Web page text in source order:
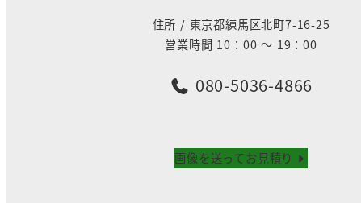
住所 / 東京都練馬区北町7-16-25
営業時間 10：00 ～ 19：00
080-5036-4866
画像を送ってお見積り